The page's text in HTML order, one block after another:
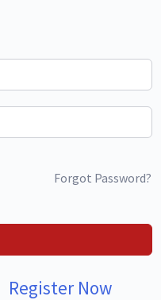
Forgot Password?
Register Now